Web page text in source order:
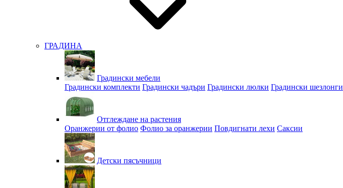
ГРАДИНА
Градински мебели
Градински комплекти Градински чадъри Градински люлки Градински шезлонги
Отглеждане на растения
Оранжерии от фолио Фолио за оранжерии Повдигнати лехи Саксии
Детски пясъчници